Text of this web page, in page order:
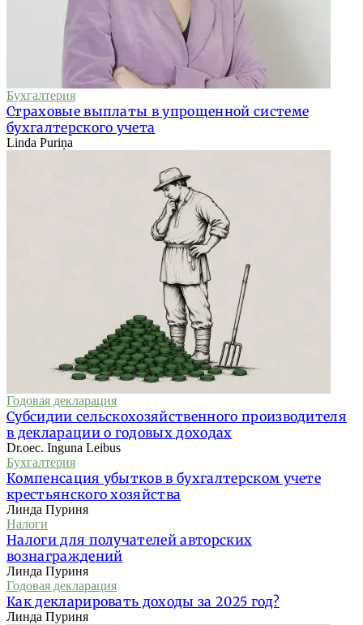
Бухгалтерия
Страховые выплаты в упрощенной системе
бухгалтерского учета
Linda Puriņa
Годовая декларация
Субсидии сельскохозяйственного производителя
в декларации о годовых доходах
Dr.oec. Inguna Leibus
Бухгалтерия
Компенсация убытков в бухгалтерском учете
крестьянского хозяйства
Линда Пуриня
Налоги
Налоги для получателей авторских
вознаграждений
Линда Пуриня
Годовая декларация
Как декларировать доходы за 2025 год?
Линда Пуриня